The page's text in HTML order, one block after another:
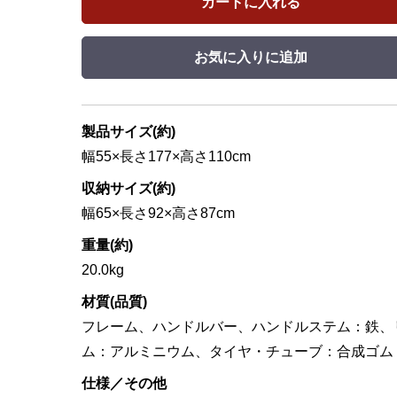
お気に入りに追加
製品サイズ(約)
幅55×長さ177×高さ110cm
収納サイズ(約)
幅65×長さ92×高さ87cm
重量(約)
20.0kg
材質(品質)
フレーム、ハンドルバー、ハンドルステム：鉄、
ム：アルミニウム、タイヤ・チューブ：合成ゴム
仕様／その他